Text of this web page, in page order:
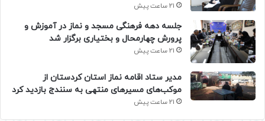
21 ساعت پیش
جلسه دهه فرهنگی مسجد و نماز در آموزش و
پرورش چهارمحال و بختیاری برگزار شد
21 ساعت پیش
مدیر ستاد اقامه نماز استان کردستان از
موکب‌های مسیرهای منتهی به سنندج بازدید کرد
21 ساعت پیش